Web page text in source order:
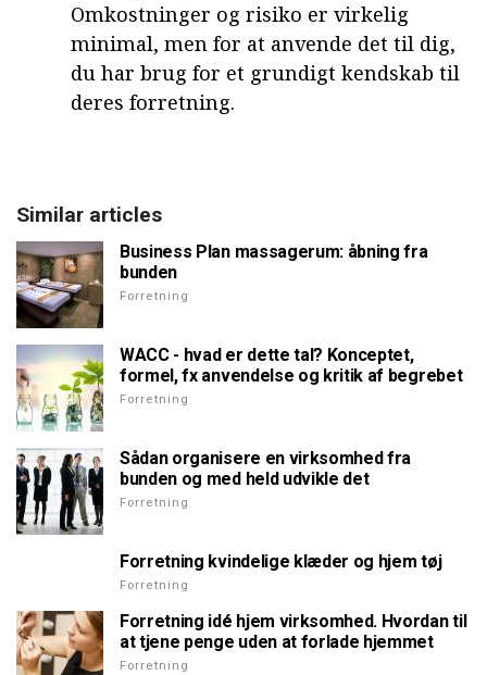
Omkostninger og risiko er virkelig
minimal, men for at anvende det til dig,
du har brug for et grundigt kendskab til
deres forretning.
Similar articles
Business Plan massagerum: åbning fra
bunden
Forretning
WACC - hvad er dette tal? Konceptet,
formel, fx anvendelse og kritik af begrebet
Forretning
Sådan organisere en virksomhed fra
bunden og med held udvikle det
Forretning
Forretning kvindelige klæder og hjem tøj
Forretning
Forretning idé hjem virksomhed. Hvordan til
at tjene penge uden at forlade hjemmet
Forretning